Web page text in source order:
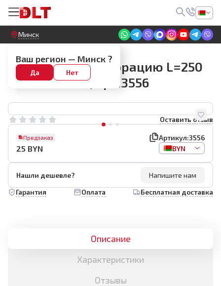
Круглосуточный! Прием заявок на сайте
Минск
Ваш регион — Минск ?
Да Нет
Стеллажи для инструментов
Корзина на перфорацию L=250
K=300 H=200, арт.3556
Оставить отзыв
Предзаказ Артикул:3556
25 BYN BYN
Нашли дешевле?
Напишите нам
Гарантия
Оплата Бесплатная доставка
Описание
Характеристики
Отзывы